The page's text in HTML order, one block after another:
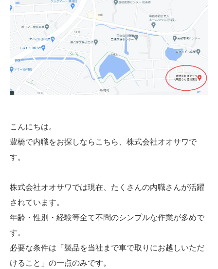
こんにちは。
豊橋で内職をお探しならこちら、株式会社オオサワで
す。
株式会社オオサワでは現在、たくさんの内職さんが活躍
されています。
年齢・性別・経験等全て不問のシンプルな作業が多めで
す。
必要な条件は「製品を当社まで車で取りにお越しいただ
けること」の一点のみです。